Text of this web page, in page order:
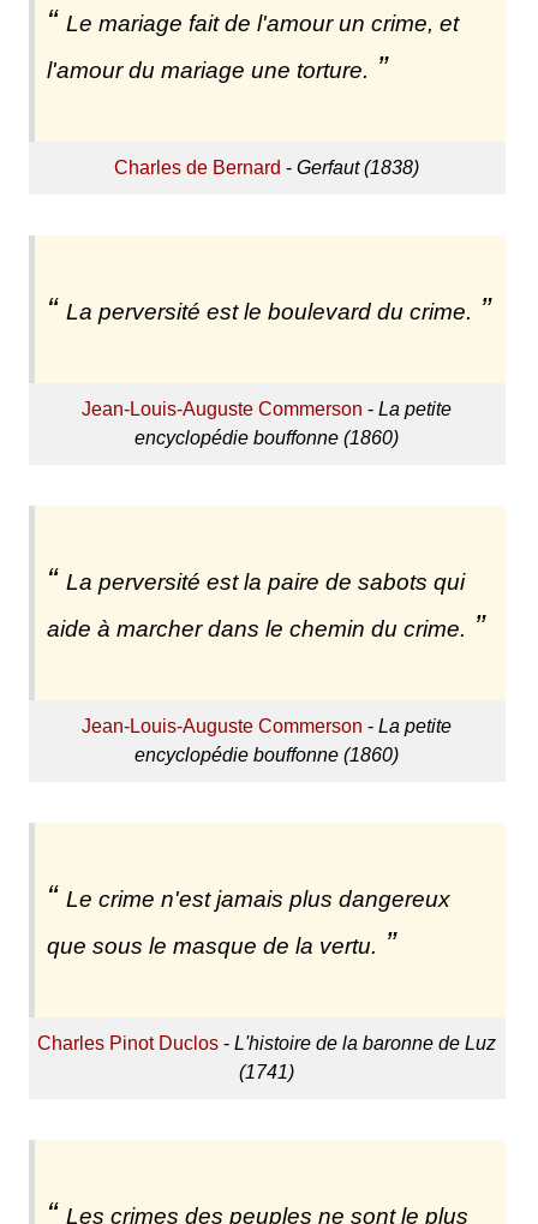
Le mariage fait de l'amour un crime, et
l'amour du mariage une torture.
Charles de Bernard -Gerfaut (1838)
La perversité est le boulevard du crime.
Jean-Louis-Auguste Commerson -La petite
encyclopédie bouffonne (1860)
La perversité est la paire de sabots qui
aide à marcher dans le chemin du crime.
Jean-Louis-Auguste Commerson -La petite
encyclopédie bouffonne (1860)
Le crime n'est jamais plus dangereux
que sous le masque de la vertu.
Charles Pinot Duclos -L'histoire de la baronne de Luz
(1741)
Les crimes des peuples ne sont le plus